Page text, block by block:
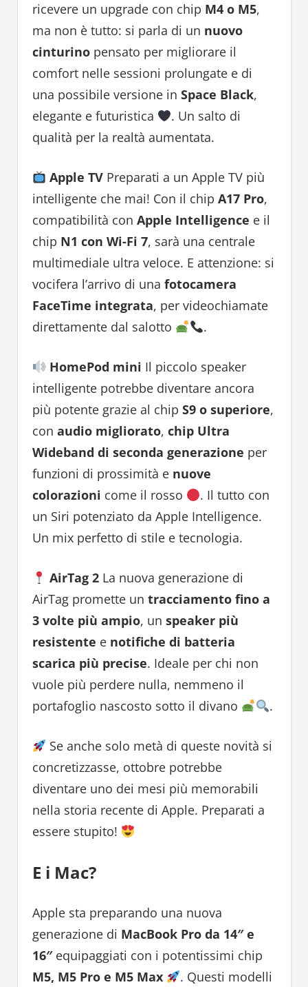
ricevere un upgrade con chip M4 o M5,
ma non è tutto: si parla di un nuovo
cinturinopensato per migliorare il
comfort nelle sessioni prolungate e di
una possibile versione in Space Black,
elegante e futuristica
. Un salto di
qualità per la realtà aumentata.
Apple TV Preparati a un Apple TV più
intelligente che mai! Con il chip A17 Pro,
compatibilità con Apple Intelligence e il
chip N1 con Wi-Fi 7, sarà una centrale
multimediale ultra veloce. E attenzione: si
vocifera l’arrivo di una fotocamera
FaceTime integrata, per videochiamate
direttamente dal salotto
.
HomePod mini Il piccolo speaker
intelligente potrebbe diventare ancora
più potente grazie al chip S9 o superiore,
con audio migliorato, chip Ultra
Wideband di seconda generazione per
funzioni di prossimità e nuove
colorazioni come il rosso
. Il tutto con
un Siri potenziato da Apple Intelligence.
Un mix perfetto di stile e tecnologia.
AirTag 2 La nuova generazione di
AirTag promette un tracciamento fino a
3 volte più ampio, un speaker più
resistente e notifiche di batteria
scarica più precise. Ideale per chi non
vuole più perdere nulla, nemmeno il
portafoglio nascosto sotto il divano
.
Se anche solo metà di queste novità si
concretizzasse, ottobre potrebbe
diventare uno dei mesi più memorabili
nella storia recente di Apple. Preparati a
essere stupito!
E i Mac?
Apple sta preparando una nuova
generazione di MacBook Pro da 14″ e
16″equipaggiati con i potentissimi chip
M5, M5 Pro e M5 Max
. Questi modelli